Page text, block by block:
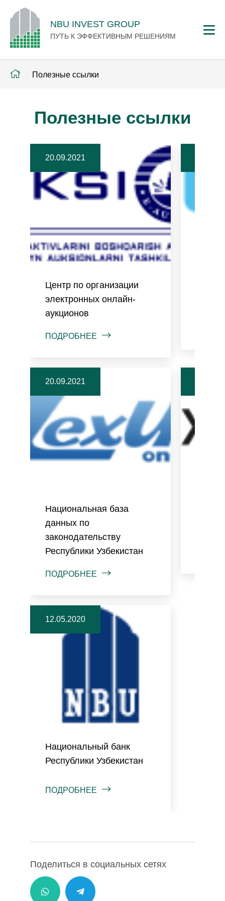
NBU INVEST GROUP
ПУТЬ К ЭФФЕКТИВНЫМ РЕШЕНИЯМ
Полезные ссылки
Полезные ссылки
20.09.2021
Центр по организации
электронных онлайн-
аукционов
ПОДРОБНЕЕ
20.09.2021
Национальная база
данных по
законодательству
Республики Узбекистан
ПОДРОБНЕЕ
12.05.2020
Национальный банк
Республики Узбекистан
ПОДРОБНЕЕ
Поделиться в социальных сетях